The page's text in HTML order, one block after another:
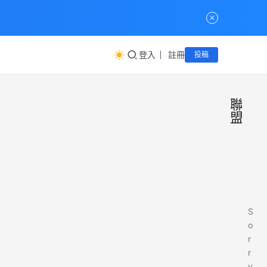
登入 註冊 投稿
聯
盟
S
o
r
r